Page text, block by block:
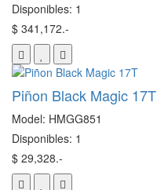
Disponibles: 1
$ 341,172.-
Piñon Black Magic 17T
Model: HMGG851
Disponibles: 1
$ 29,328.-